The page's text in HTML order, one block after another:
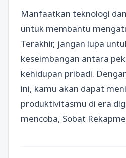
Manfaatkan teknologi
untuk membantu
Terakhir, jangan lupa
keseimbangan antara
kehidupan pribadi.
ini, kamu akan dapat
produktivitasmu di era
mencoba, Sobat